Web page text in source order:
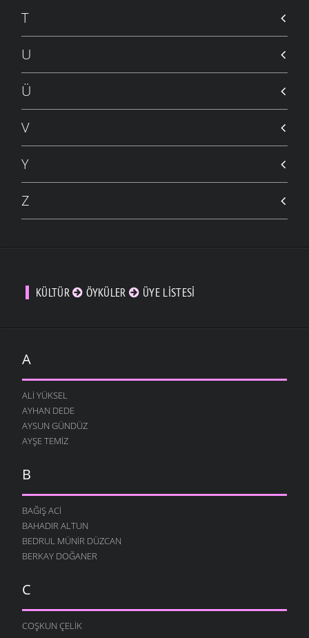
T
U
Ü
V
Y
Z
KÜLTÜR ÖYKÜLER ÜYE LISTESI
A
ALI YÜKSEL
AYHAN DEDE
AYSUN GÜNDÜZ
AYŞE TEMIZ
B
BAĞIŞ ACI
BAHADIR ALTUN
BEDRUL MÜNIR DÜZCAN
BERKAY DOĞANER
C
COŞKUN ÇELIK